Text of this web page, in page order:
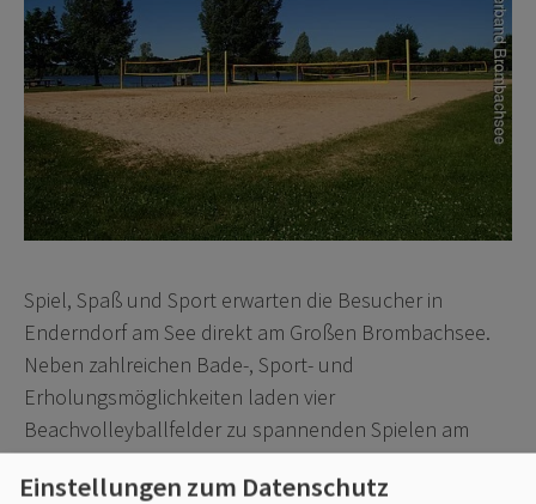
Spiel, Spaß und Sport erwarten die Besucher in
Enderndorf am See direkt am Großen Brombachsee.
Neben zahlreichen Bade-, Sport- und
Erholungsmöglichkeiten laden vier
Beachvolleyballfelder zu spannenden Spielen am
Strand ein.
Einstellungen zum Datenschutz